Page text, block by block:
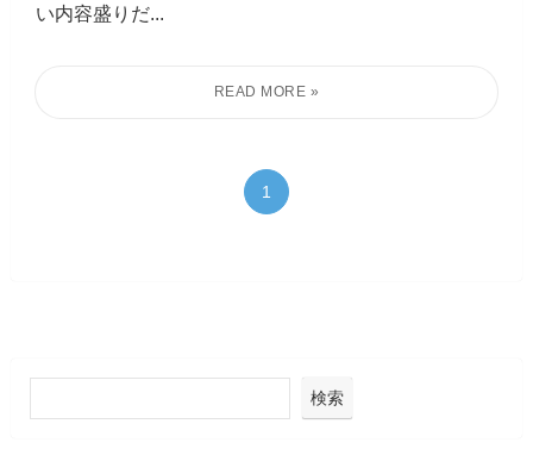
い内容盛りだ...
1
検索